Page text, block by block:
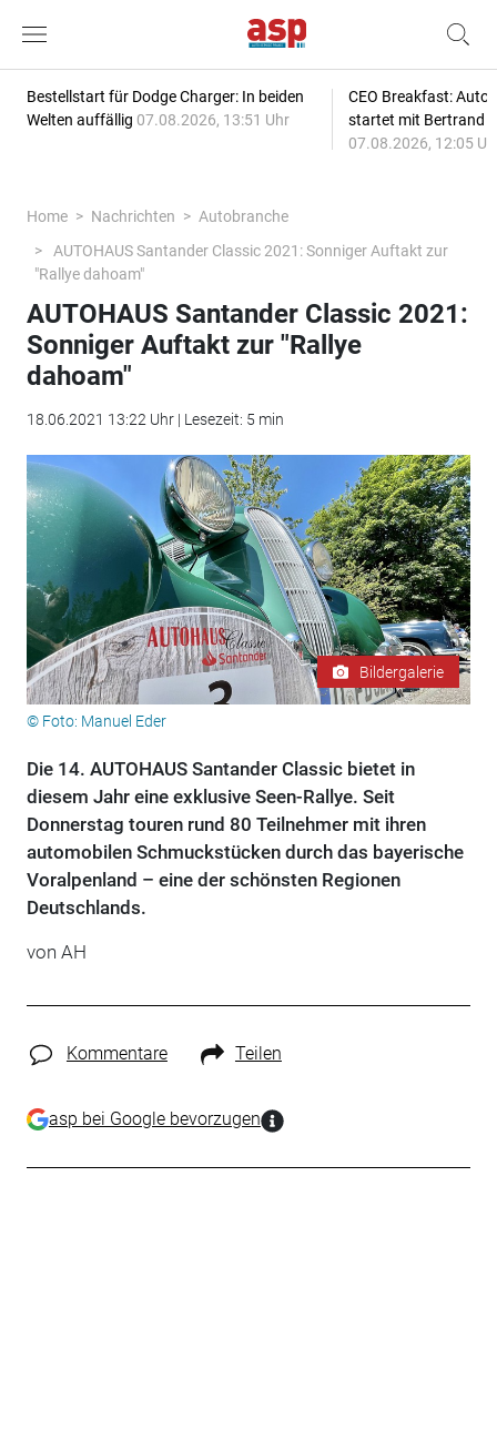
Bestellstart für Dodge Charger: In beiden
Welten auffällig 07.08.2026, 13:51 Uhr
CEO Breakfast:
startet mit Bertrand
07.08.2026, 12:05
Home Nachrichten
Autobranche
AUTOHAUS Santander Classic 2021: Sonniger Auftakt zur
"Rallye dahoam"
AUTOHAUS Santander Classic 2021:
Sonniger Auftakt zur "Rallye
dahoam"
18.06.2021 13:22 Uhr | Lesezeit: 5 min
Bildergalerie
© Foto: Manuel Eder
Die 14. AUTOHAUS Santander Classic bietet in
diesem Jahr eine exklusive Seen-Rallye. Seit
Donnerstag touren rund 80 Teilnehmer mit ihren
automobilen Schmuckstücken durch das bayerische
Voralpenland – eine der schönsten Regionen
Deutschlands.
von AH
Kommentare Teilen
asp bei Google bevorzugen